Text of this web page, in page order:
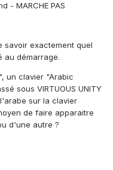
- MARCHE PAS
savoir exactement quel
au démarrage.
un clavier "Arabic
sous VIRTUOUS UNITY
sur la clavier
de faire apparaitre
d'une autre ?